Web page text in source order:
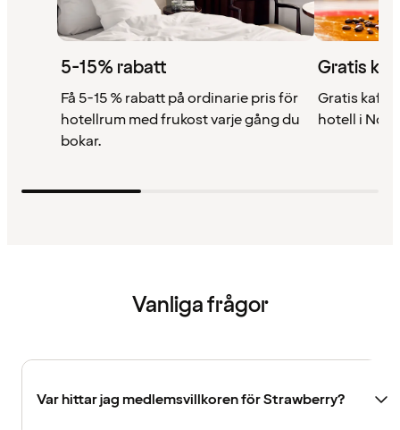
5-15% rabatt
Få 5-15 % rabatt på ordinarie pris för
hotellrum med frukost varje gång du
bokar.
Gratis
Gratis kaffe
hotell i
Vanliga frågor
Var hittar jag medlemsvillkoren för Strawberry?